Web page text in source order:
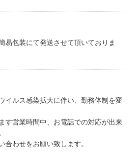
易包装にて発送させて頂いておりま
イルス感染拡大に伴い、勤務体制を変
す営業時間中、お電話での対応が出来
合わせをお願い致します。